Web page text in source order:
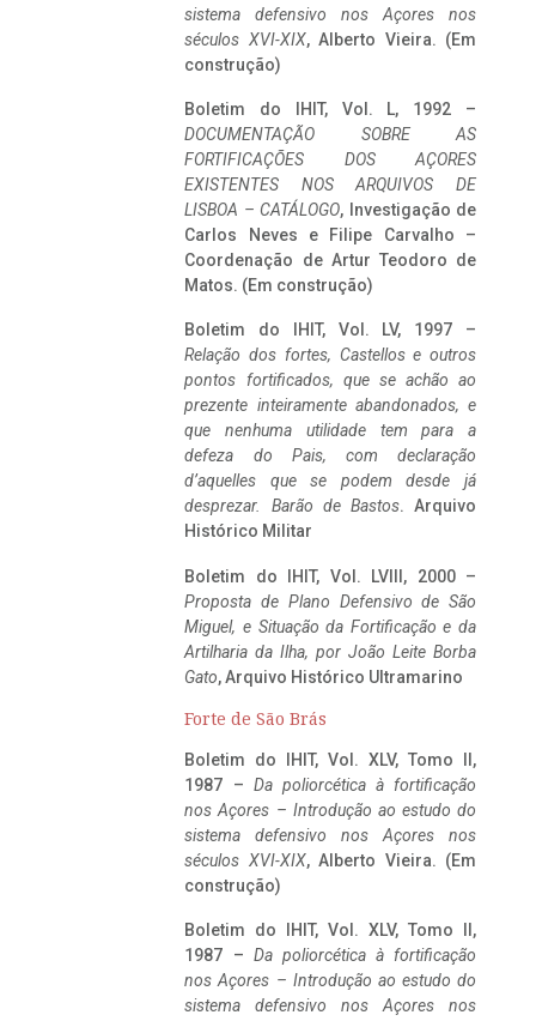
sistema defensivo nos Açores nos
séculos XVI-XIX, Alberto Vieira. (Em
construção)
Boletim do IHIT, Vol. L, 1992 –
DOCUMENTAÇÃO SOBRE AS
FORTIFICAÇÕES DOS AÇORES
EXISTENTES NOS ARQUIVOS DE
LISBOA – CATÁLOGO, Investigação de
Carlos Neves e Filipe Carvalho –
Coordenação de Artur Teodoro de
Matos. (Em construção)
Boletim do IHIT, Vol. LV, 1997 –
Relação dos fortes, Castellos e outros
pontos fortificados, que se achão ao
prezente inteiramente abandonados, e
que nenhuma utilidade tem para a
defeza do Pais, com declaração
d’aquelles que se podem desde já
desprezar. Barão de Bastos. Arquivo
Histórico Militar
Boletim do IHIT, Vol. LVIII, 2000 –
Proposta de Plano Defensivo de São
Miguel, e Situação da Fortificação e da
Artilharia da Ilha, por João Leite Borba
Gato, Arquivo Histórico Ultramarino
Forte de São Brás
Boletim do IHIT, Vol. XLV, Tomo II,
1987 – Da poliorcética à fortificação
nos Açores – Introdução ao estudo do
sistema defensivo nos Açores nos
séculos XVI-XIX, Alberto Vieira. (Em
construção)
Boletim do IHIT, Vol. XLV, Tomo II,
1987 – Da poliorcética à fortificação
nos Açores – Introdução ao estudo do
sistema defensivo nos Açores nos